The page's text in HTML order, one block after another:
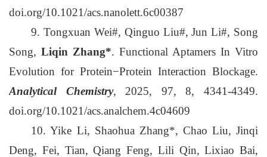
doi.org/10.1021/acs.nanolett.6c00387
9. Tongxuan Wei#, Qinguo Liu#, Jun Li#, Song
Song, Liqin Zhang*. Functional Aptamers In Vitro
Evolution for Protein−Protein Interaction Blockage.
Analytical Chemistry, 2025, 97, 8, 4341-4349.
doi.org/10.1021/acs.analchem.4c04609
10. Yike Li, Shaohua Zhang*, Chao Liu, Jinqi
Deng, Fei, Tian, Qiang Feng, Lili Qin, Lixiao Bai,